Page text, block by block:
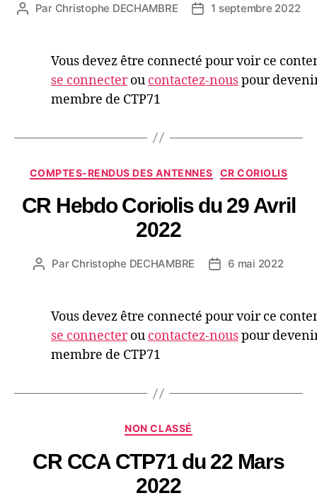
Par Christophe DECHAMBRE 1 septembre 2022
Vous devez être connecté pour voir ce
se connecterou contactez-nouspour
membre de CTP71
COMPTES-RENDUS DES ANTENNES CR CORIOLIS
CR Hebdo Coriolis du 29 Avril
2022
Par Christophe DECHAMBRE 6 mai 2022
Vous devez être connecté pour voir ce
se connecterou contactez-nouspour
membre de CTP71
NON CLASSÉ
CR CCA CTP71 du 22 Mars
2022